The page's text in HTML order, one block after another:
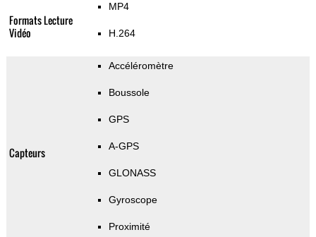
Formats Lecture
Vidéo
MP4
H.264
Capteurs
Accéléromètre
Boussole
GPS
A-GPS
GLONASS
Gyroscope
Proximité